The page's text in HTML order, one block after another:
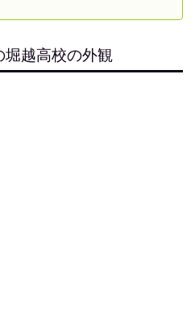
堀越高校の外観